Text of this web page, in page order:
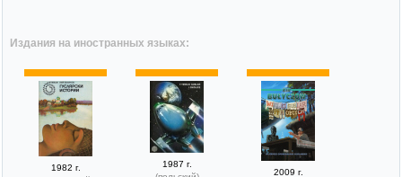
Издания на иностранных языках:
1982 г.
1987 г.
2009 г.